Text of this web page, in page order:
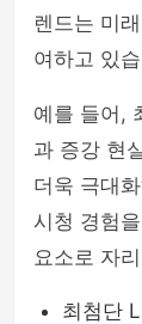
렌드는 미
여하고 있
예를 들어,
과 증강 현
더욱 극대
시청 경험
요소로 자
최첨단